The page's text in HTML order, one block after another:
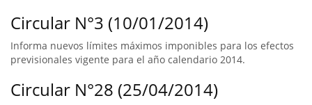
Circular N°3 (10/01/2014)
Informa nuevos límites máximos imponibles para los efectos
previsionales vigente para el año calendario 2014.
Circular N°28 (25/04/2014)